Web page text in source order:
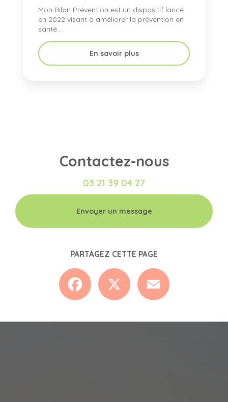
Mon Bilan Prévention est un dispositif lancé
en 2022 visant à améliorer la prévention en
santé....
En savoir plus
Contactez-nous
03 21 39 04 27
Envoyer un message
PARTAGEZ CETTE PAGE
Facebook